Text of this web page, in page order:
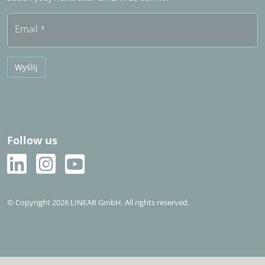
Email *
Wyślij
Follow us
© Copyright 2026 LINEAR GmbH. All rights reserved.